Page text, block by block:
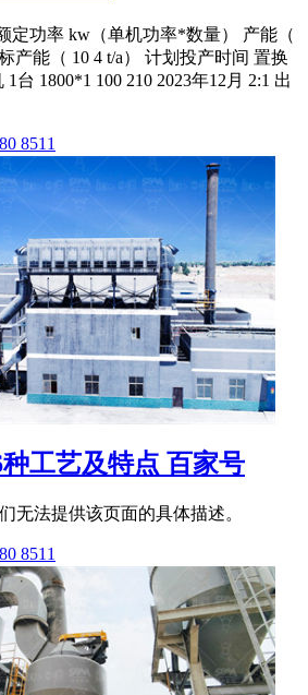
定功率 kw（单机功率*数量） 产能（
产能（ 10 4 t/a） 计划投产时间 置换
台 1800*1 100 210 2023年12月 2:1 出
8511
工艺及特点 百家号
无法提供该页面的具体描述。
8511